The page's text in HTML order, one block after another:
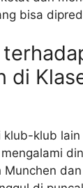
bisa
di
klub-klub
Munchen